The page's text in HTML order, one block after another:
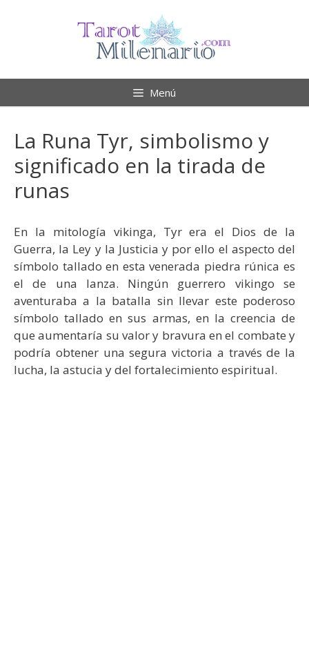
Menú
La Runa Tyr, simbolismo y
significado en la tirada de
runas
En la mitología vikinga, Tyr era el Dios de la
Guerra, la Ley y la Justicia y por ello el aspecto del
símbolo tallado en esta venerada piedra rúnica es
el de una lanza. Ningún guerrero vikingo se
aventuraba a la batalla sin llevar este poderoso
símbolo tallado en sus armas, en la creencia de
que aumentaría su valor y bravura en el combate y
podría obtener una segura victoria a través de la
lucha, la astucia y del fortalecimiento espiritual.